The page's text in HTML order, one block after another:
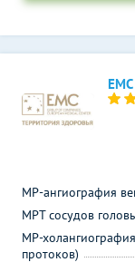
ЕМС
МР-ангиография
МРТ сосудов
МР-
протоков)